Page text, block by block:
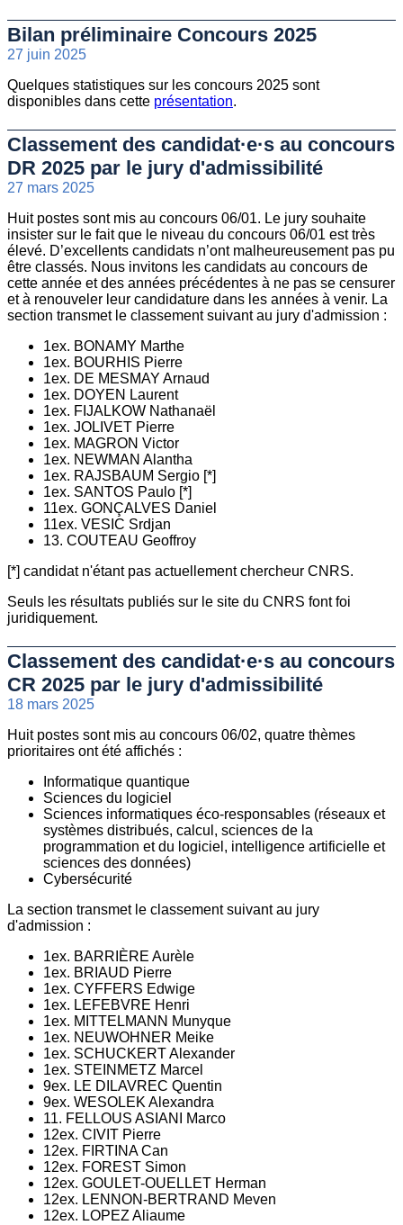
Bilan préliminaire Concours 2025
27 juin 2025
Quelques statistiques sur les concours 2025 sont
disponibles dans cette présentation.
Classement des candidat·e·s au concours
DR 2025 par le jury d'admissibilité
27 mars 2025
Huit postes sont mis au concours 06/01. Le jury souhaite
insister sur le fait que le niveau du concours 06/01 est très
élevé. D’excellents candidats n’ont malheureusement pas pu
être classés. Nous invitons les candidats au concours de
cette année et des années précédentes à ne pas se censurer
et à renouveler leur candidature dans les années à venir. La
section transmet le classement suivant au jury d'admission :
1ex. BONAMY Marthe
1ex. BOURHIS Pierre
1ex. DE MESMAY Arnaud
1ex. DOYEN Laurent
1ex. FIJALKOW Nathanaël
1ex. JOLIVET Pierre
1ex. MAGRON Victor
1ex. NEWMAN Alantha
1ex. RAJSBAUM Sergio [*]
1ex. SANTOS Paulo [*]
11ex. GONÇALVES Daniel
11ex. VESIC Srdjan
13. COUTEAU Geoffroy
[*] candidat n'étant pas actuellement chercheur CNRS.
Seuls les résultats publiés sur le site du CNRS font foi
juridiquement.
Classement des candidat·e·s au concours
CR 2025 par le jury d'admissibilité
18 mars 2025
Huit postes sont mis au concours 06/02, quatre thèmes
prioritaires ont été affichés :
Informatique quantique
Sciences du logiciel
Sciences informatiques éco-responsables (réseaux et
systèmes distribués, calcul, sciences de la
programmation et du logiciel, intelligence artificielle et
sciences des données)
Cybersécurité
La section transmet le classement suivant au jury
d'admission :
1ex. BARRIÈRE Aurèle
1ex. BRIAUD Pierre
1ex. CYFFERS Edwige
1ex. LEFEBVRE Henri
1ex. MITTELMANN Munyque
1ex. NEUWOHNER Meike
1ex. SCHUCKERT Alexander
1ex. STEINMETZ Marcel
9ex. LE DILAVREC Quentin
9ex. WESOLEK Alexandra
11. FELLOUS ASIANI Marco
12ex. CIVIT Pierre
12ex. FIRTINA Can
12ex. FOREST Simon
12ex. GOULET-OUELLET Herman
12ex. LENNON-BERTRAND Meven
12ex. LOPEZ Aliaume